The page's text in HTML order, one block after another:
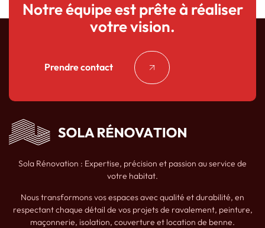
Notre équipe est prête à réaliser
votre vision.
Prendre contact
Sola Rénovation : Expertise, précision et passion au service de
votre habitat.
Nous transformons vos espaces avec qualité et durabilité, en
respectant chaque détail de vos projets de ravalement, peinture,
maçonnerie, isolation, couverture et location de benne.